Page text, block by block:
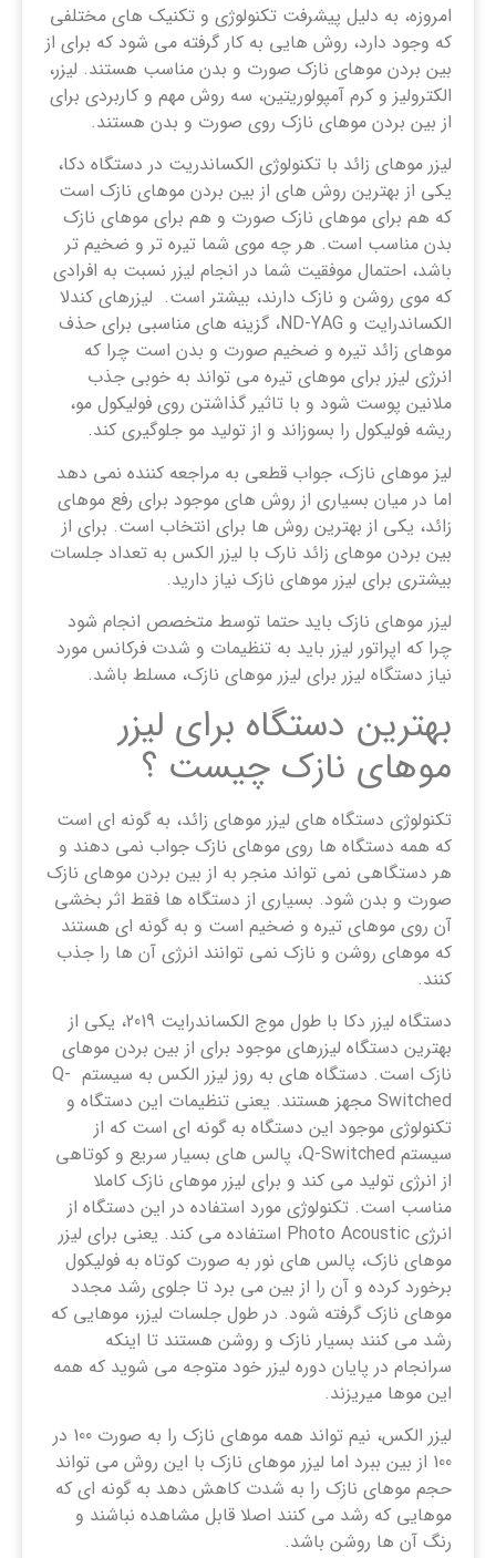
امروزه، به دلیل پیشرفت تکنولوژی و تکنیک های مختلفی
که وجود دارد، روش هایی به کار گرفته می شود که برای از
بین بردن موهای نازک صورت و بدن مناسب هستند. لیزر،
الکترولیز و کرم آمپولوریتین، سه روش مهم و کاربردی برای
از بین بردن موهای نازک روی صورت و بدن هستند.
لیزر موهای زائد با تکنولوژی الکساندریت در دستگاه دکا،
یکی از بهترین روش های از بین بردن موهای نازک است
که هم برای موهای نازک صورت و هم برای موهای نازک
بدن مناسب است. هر چه موی شما تیره تر و ضخیم تر
باشد، احتمال موفقیت شما در انجام لیزر نسبت به افرادی
که موی روشن و نازک دارند، بیشتر است. لیزرهای کندلا
الکساندرایت و ND-YAG، گزینه های مناسبی برای حذف
موهای زائد تیره و ضخیم صورت و بدن است چرا که
انرژی لیزر برای موهای تیره می تواند به خوبی جذب
ملانین پوست شود و با تاثیر گذاشتن روی فولیکول مو،
ریشه فولیکول را بسوزاند و از تولید مو جلوگیری کند.
لیز موهای نازک، جواب قطعی به مراجعه کننده نمی دهد
اما در میان بسیاری از روش های موجود برای رفع موهای
زائد، یکی از بهترین روش ها برای انتخاب است. برای از
بین بردن موهای زائد نارک با لیزر الکس به تعداد جلسات
بیشتری برای لیزر موهای نازک نیاز دارید.
لیزر موهای نازک باید حتما توسط متخصص انجام شود
چرا که اپراتور لیزر باید به تنظیمات و شدت فرکانس مورد
نیاز دستگاه لیزر برای لیزر موهای نازک، مسلط باشد.
بهترین دستگاه برای لیزر
موهای نازک چیست ؟
تکنولوژی دستگاه های لیزر موهای زائد، به گونه ای است
که همه دستگاه ها روی موهای نازک جواب نمی دهند و
هر دستگاهی نمی تواند منجر به از بین بردن موهای نازک
صورت و بدن شود. بسیاری از دستگاه ها فقط اثر بخشی
آن روی موهای تیره و ضخیم است و به گونه ای هستند
که موهای روشن و نازک نمی توانند انرژی آن ها را جذب
کنند.
دستگاه لیزر دکا با طول موج الکساندرایت 2019، یکی از
بهترین دستگاه لیزرهای موجود برای از بین بردن موهای
نازک است. دستگاه های به روز لیزر الکس به سیستم Q-
Switched مجهز هستند. یعنی تنظیمات این دستگاه و
تکنولوژی موجود این دستگاه به گونه ای است که از
سیستم Q-Switched، پالس های بسیار سریع و کوتاهی
از انرژی تولید می کند و برای لیزر موهای نازک کاملا
مناسب است. تکنولوژی مورد استفاده در این دستگاه از
انرژی Photo Acoustic استفاده می کند. یعنی برای لیزر
موهای نازک، پالس های نور به صورت کوتاه به فولیکول
برخورد کرده و آن را از بین می برد تا جلوی رشد مجدد
موهای نازک گرفته شود. در طول جلسات لیزر، موهایی که
رشد می کنند بسیار نازک و روشن هستند تا اینکه
سرانجام در پایان دوره لیزر خود متوجه می شوید که همه
این موها میریزند.
لیزر الکس، نیم تواند همه موهای نازک را به صورت 100 در
100 از بین ببرد اما لیزر موهای نازک با این روش می تواند
حجم موهای نازک را به شدت کاهش دهد به گونه ای که
موهایی که رشد می کنند اصلا قابل مشاهده نباشند و
رنگ آن ها روشن باشد.